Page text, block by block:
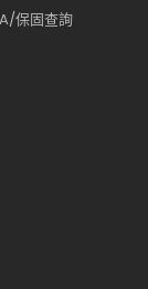
保固查詢